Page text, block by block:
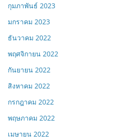
กุมภาพันธ์ 2023
มกราคม 2023
ธันวาคม 2022
พฤศจิกายน 2022
กันยายน 2022
สิงหาคม 2022
กรกฎาคม 2022
พฤษภาคม 2022
เมษายน 2022